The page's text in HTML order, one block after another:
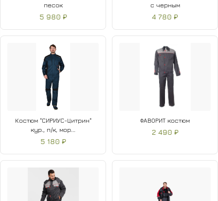
песок
5 980 ₽
с черным
4 780 ₽
Костюм "СИРИУС-Цитрин"
кур., п/к, мор...
5 180 ₽
ФАВОРИТ костюм
2 490 ₽